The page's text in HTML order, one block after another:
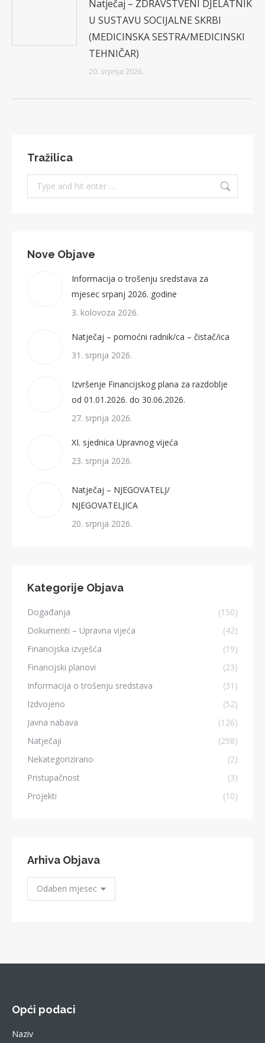
Natječaj – ZDRAVSTVENI DJELATNIK
U SUSTAVU SOCIJALNE SKRBI
(MEDICINSKA SESTRA/MEDICINSKI
TEHNIČAR)
20. srpnja 2026.
Tražilica
Search:
Nove Objave
Informacija o trošenju sredstava za
mjesec srpanj 2026. godine
3. kolovoza 2026.
Natječaj – pomoćni radnik/ca – čistač/ica
31. srpnja 2026.
Izvršenje Financijskog plana za razdoblje
od 01.01.2026. do 30.06.2026.
27. srpnja 2026.
XI. sjednica Upravnog vijeća
23. srpnja 2026.
Natječaj – NJEGOVATELJ/
NJEGOVATELJICA
20. srpnja 2026.
Kategorije Objava
Događanja
(150)
Dokumenti – Upravna vijeća
(42)
Financijska izvješća
(19)
Financijski planovi
(23)
Informacija o trošenju sredstava
(31)
Izdvojeno
(52)
Javna nabava
(126)
Natječaji
(298)
Nekategorizirano
(2)
Pristupačnost
(3)
Projekti
(10)
Arhiva Objava
Arhiva
Objava
Opći podaci
Naziv